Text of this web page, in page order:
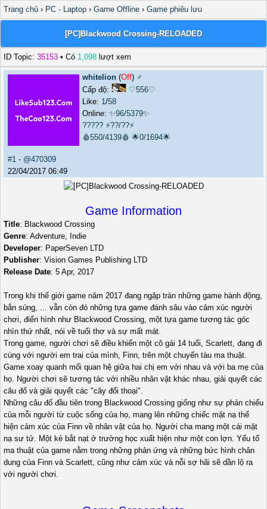
Trang chủ › PC - Laptop › Game Offline › Game phiêu lưu
[PC]Blackwood Crossing-RELOADED
ID Topic: 35153 • Có 1,098 lượt xem
whitelion (Off) ♂️
Cấp độ:
♡556♡
Like: 1/58
Online: ✨96/5379✨
????? ⚡??/??⚡
🩸550/4139🩸 🌟0/1694🌟
#1 - @470309
22/04/2017 06:49
Game Information
Title: Blackwood Crossing
Genre: Adventure, Indie
Developer: PaperSeven LTD
Publisher: Vision Games Publishing LTD
Release Date: 5 Apr, 2017
Trong khi thế giới game năm 2017 đang ngập tràn những game hành động,
bắn súng, ... vẫn còn đó những tựa game đánh sâu vào cảm xúc người
chơi, điển hình như Blackwood Crossing, một tựa game tương tác góc
nhìn thứ nhất, nói về tuổi thơ và sự mất mát.
Trong game, người chơi sẽ điều khiển một cô gái 14 tuổi, Scarlett, đang đi
cùng với người em trai của mình, Finn, trên một chuyến tàu ma thuật.
Game xoay quanh mối quan hệ giữa hai chị em với nhau và với ba mẹ của
họ. Người chơi sẽ tương tác với nhiều nhân vật khác nhau, giải quyết các
câu đố và giải quyết các "cây đối thoại".
Những câu đố đầu tiên trong Blackwood Crossing giống như sự phản chiếu
của mỗi người từ cuộc sống của họ, mang lên những chiếc mặt nạ thể
hiện cảm xúc của Finn về nhân vật của họ. Người cha mang một cái mặt
nạ sư tử. Một kẻ bắt nạt ở trường học xuất hiện như một con lợn. Yếu tố
ma thuật của game nằm trong những phản ứng và những bức hình chân
dung của Finn và Scarlett, cũng như cảm xúc và nỗi sợ hãi sẽ dần lộ ra
với người chơi.